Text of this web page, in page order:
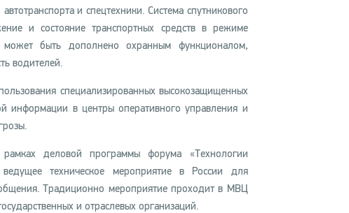
и спецтехники. Система спутникового
и состояние транспортных средств в режиме
быть дополнено охранным функционалом,
водителей.
специализированных высокозащищенных
информации в центры оперативного управления и
деловой программы форума «Технологии
техническое мероприятие в России для
Традиционно мероприятие проходит в МВЦ
и отраслевых организаций.